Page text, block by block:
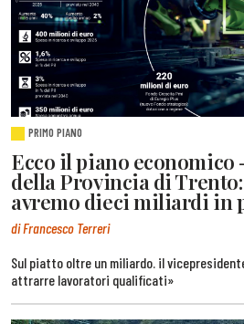
PRIMO PIANO
Ecco il piano
della Provincia di Trento:
avremo dieci miliardi in
di Francesco Terreri
Sul piatto oltre un miliardo. il
attrarre lavoratori qualificati»